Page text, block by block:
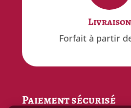
Livraison
Forfait à partir
Gratuit
Paiement sécurisé